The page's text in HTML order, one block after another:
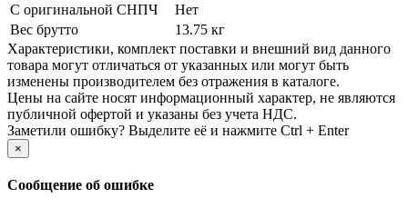
С оригинальной СНПЧ
Нет
Вес брутто
13.75 кг
Xарактеристики, комплект поставки и внешний вид данного
товара могут отличаться от указанных или могут быть
изменены производителем без отражения в каталоге.
Цены на сайте носят информационный характер, не являются
публичной офертой и указаны без учета НДС.
Заметили ошибку? Выделите её и нажмите Ctrl + Enter
×
Сообщение об ошибке